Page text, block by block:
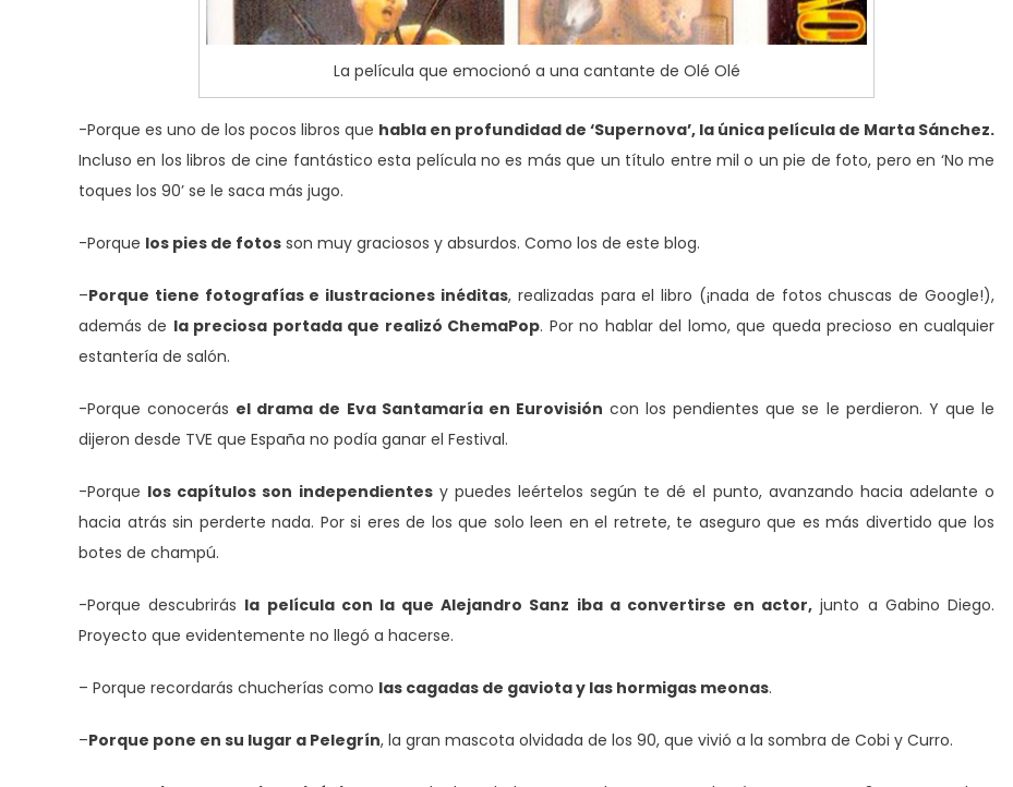
La película que emocionó a una cantante de Olé Olé
-Porque es uno de los pocos libros que habla en profundidad de ‘Supernova’, la única película de Marta Sánchez.
Incluso en los libros de cine fantástico esta película no es más que un título entre mil o un pie de foto, pero en ‘No me
toques los 90’ se le saca más jugo.
-Porque los pies de fotos son muy graciosos y absurdos. Como los de este blog.
–Porque tiene fotografías e ilustraciones inéditas, realizadas para el libro (¡nada de fotos chuscas de Google!),
además de la preciosa portada que realizó ChemaPop. Por no hablar del lomo, que queda precioso en cualquier
estantería de salón.
-Porque conocerás el drama de Eva Santamaría en Eurovisión con los pendientes que se le perdieron. Y que le
dijeron desde TVE que España no podía ganar el Festival.
-Porque los capítulos son independientesy puedes leértelos según te dé el punto, avanzando hacia adelante o
hacia atrás sin perderte nada. Por si eres de los que solo leen en el retrete, te aseguro que es más divertido que los
botes de champú.
-Porque descubrirás la película con la que Alejandro Sanz iba a convertirse en actor, junto a Gabino Diego.
Proyecto que evidentemente no llegó a hacerse.
– Porque recordarás chucherías como las cagadas de gaviota y las hormigas meonas.
–Porque pone en su lugar a Pelegrín, la gran mascota olvidada de los 90, que vivió a la sombra de Cobi y Curro.